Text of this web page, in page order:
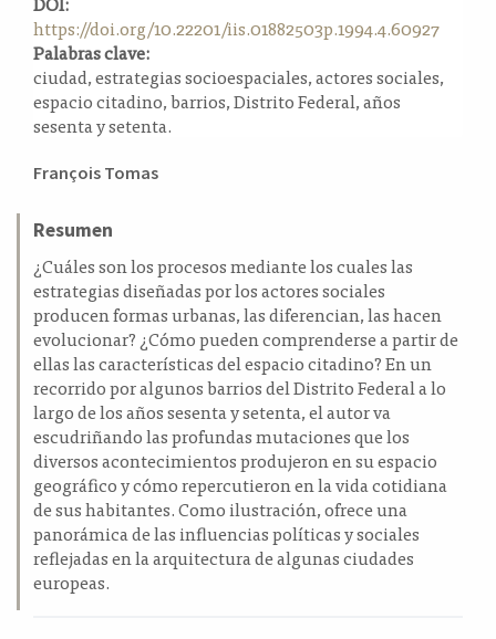
a
l
a
t
e
r
a
l
https://doi.org/10.22201/iis.01882503p.1994.4.60927
Palabras clave:
ciudad, estrategias socioespaciales, actores sociales,
espacio citadino, barrios, Distrito Federal, años
sesenta y setenta.
Contenido
del
artículo
François Tomas
Resumen
¿Cuáles son los procesos mediante los cuales las
estrategias diseñadas por los actores sociales
producen formas urbanas, las diferencian, las hacen
evolucionar? ¿Cómo pueden comprenderse a partir de
ellas las características del espacio citadino? En un
recorrido por algunos barrios del Distrito Federal a lo
largo de los años sesenta y setenta, el autor va
escudriñando las profundas mutaciones que los
diversos acontecimientos produjeron en su espacio
geográfico y cómo repercutieron en la vida cotidiana
de sus habitantes. Como ilustración, ofrece una
panorámica de las influencias políticas y sociales
reflejadas en la arquitectura de algunas ciudades
europeas.